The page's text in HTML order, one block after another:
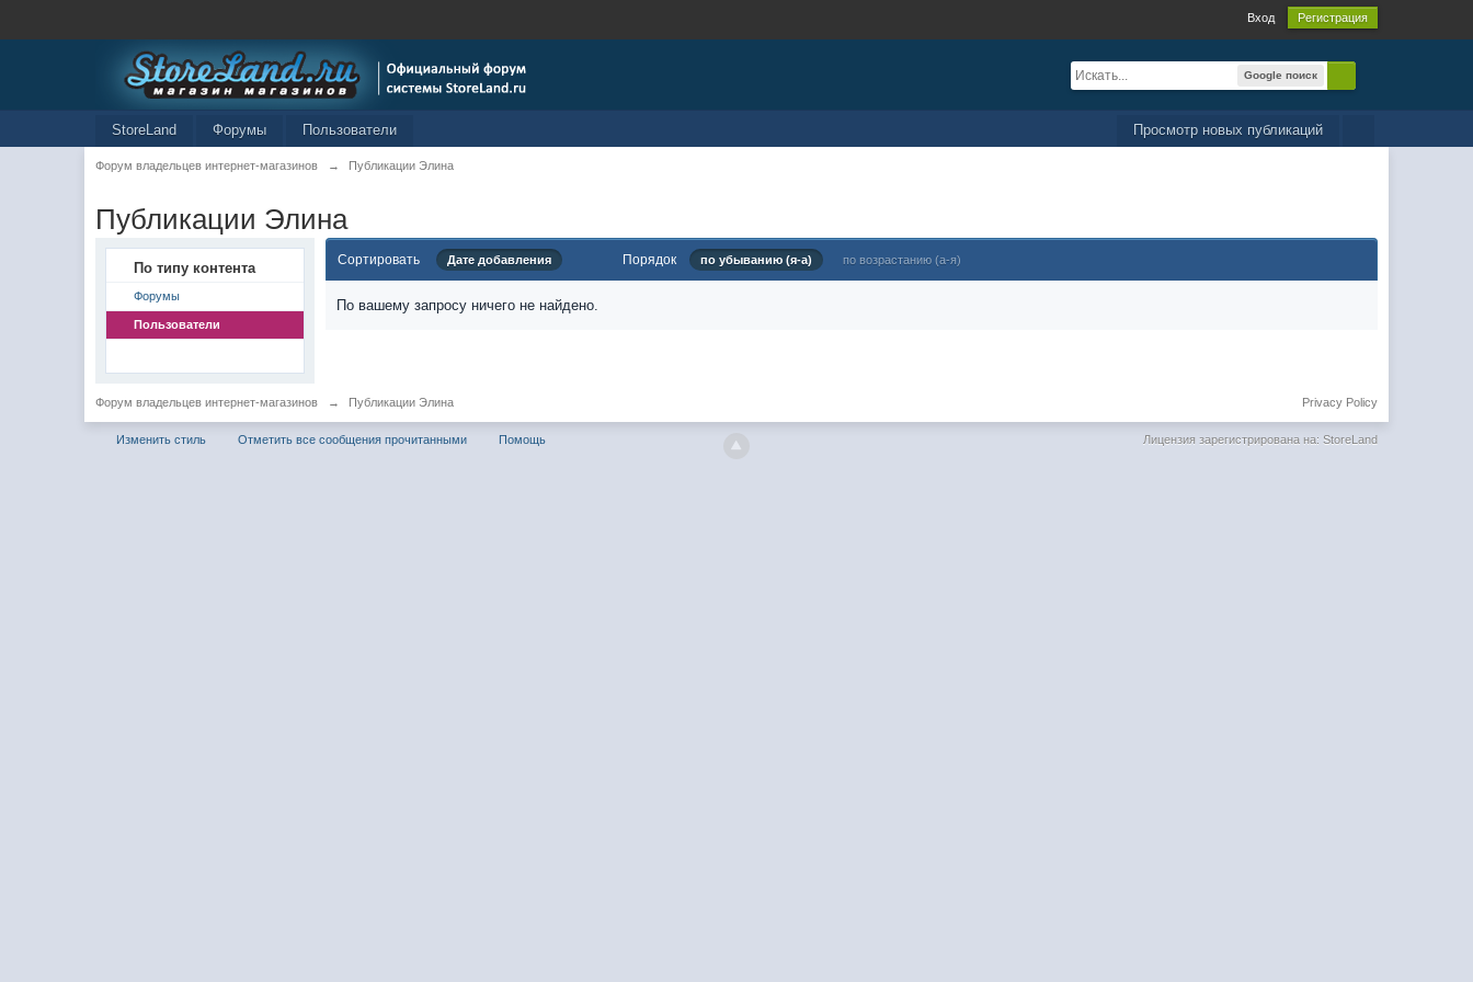
Вход Регистрация
Google поиск
Просмотр новых публикаций
StoreLand Форумы Пользователи
Форум владельцев интернет-магазинов → Публикации Элина
Публикации Элина
По типу контента
Форумы
Пользователи
Сортировать Дате добавления Порядок по убыванию (я-а) по возрастанию (а-я)
По вашему запросу ничего не найдено.
Форум владельцев интернет-магазинов → Публикации Элина Privacy Policy
Изменить стиль Отметить все сообщения прочитанными Помощь Лицензия зарегистрирована на: StoreLand